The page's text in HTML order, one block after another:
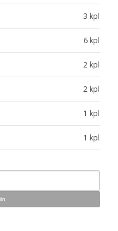
3 kpl
6 kpl
2 kpl
2 kpl
1 kpl
1 kpl